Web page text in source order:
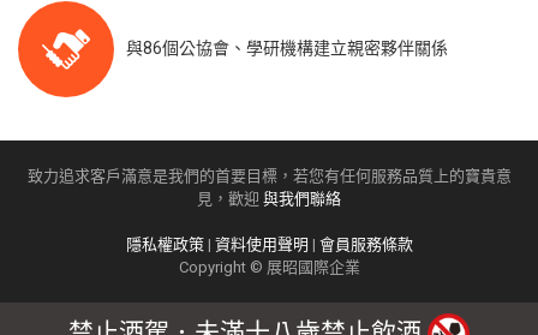
與86個公協會、學研機構建立親密夥伴關係
致力追求客戶滿意是我們的首要目標，若您有任何服務品質上的寶貴意
見，歡迎 與我們聯絡
隱私權政策| 資料使用聲明 | 會員服務條款
Copyright © 展昭國際企業